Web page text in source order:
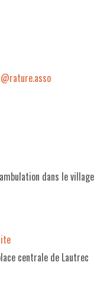
@rature.asso
dans le village
centrale de Lautrec